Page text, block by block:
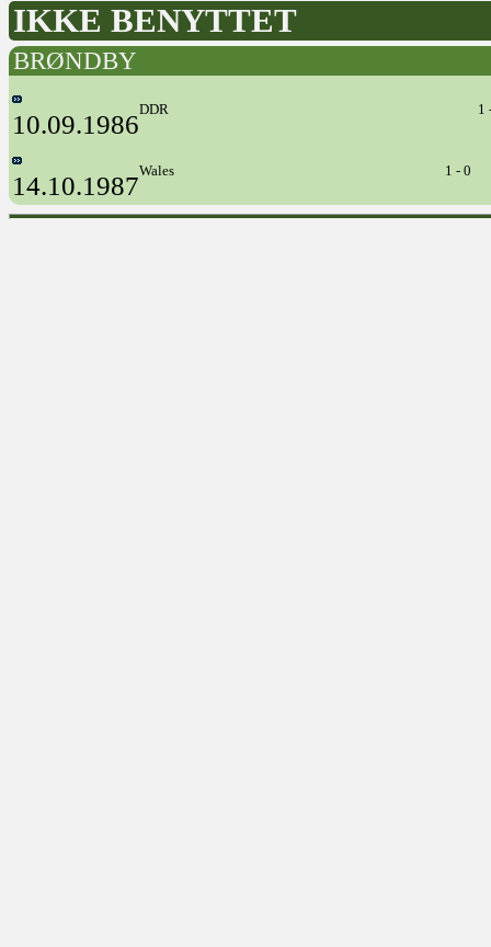
IKKE BENYTTET
BRØNDBY
10.09.1986
DDR 1
14.10.1987
Wales 1 - 0